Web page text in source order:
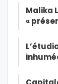
Malika
«